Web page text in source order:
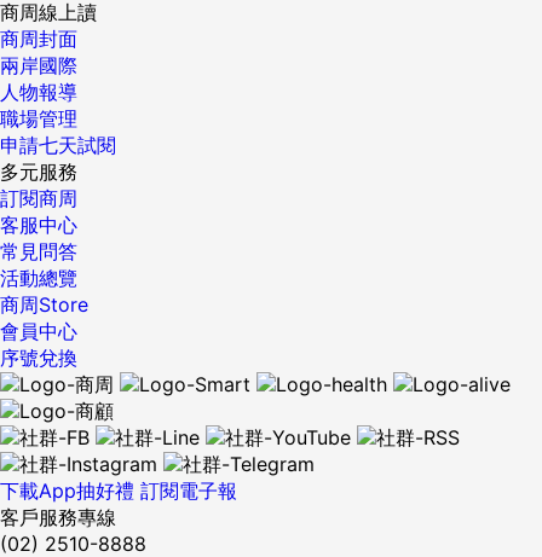
限制，外部資本帳戶被放開，這一龐大信貸數額將導致全球金
融風險不斷增大。 我們希望中國政府能比2008年危機前的發
達經濟體政策制定者們更好地認識到自由市場的優點和風險。
如果不是的話，另一場危機——而且比前一場更加劇烈——將
不可避免。 阿達爾·特納（Adair Turner），英國金融服務局前
主席，現任英國金融政策委員會委員，上議院議員。
商周線上讀
商周封面
兩岸國際
人物報導
職場管理
申請七天試閱
多元服務
訂閱商周
客服中心
常見問答
活動總覽
商周Store
會員中心
序號兌換
下載App抽好禮 訂閱電子報
客戶服務專線
(02) 2510-8888